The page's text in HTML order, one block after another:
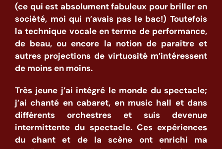
(ce qui est absolument fabuleux pour briller en
société, moi qui n’avais pas le bac!)Toutefois
la technique vocale en terme de performance,
de beau, ou encore la notion de paraître et
autres projections de virtuosité m’intéressent
de moins en moins.
Très jeune j’ai intégré le monde du spectacle;
j’ai chanté en cabaret, en music hall et dans
différents orchestres et suis devenue
intermittente du spectacle. Ces expériences
du chant et de la scène ont enrichi ma